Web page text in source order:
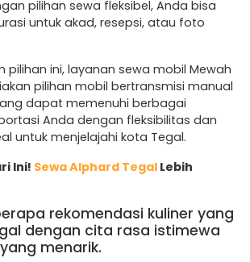
pilihan sewa fleksibel, Anda bisa
untuk akad, resepsi, atau foto
pilihan ini, layanan sewa mobil Mewah
pilihan mobil bertransmisi manual
dapat memenuhi berbagai
Anda dengan fleksibilitas dan
untuk menjelajahi kota Tegal.
Ini! Sewa Alphard Tegal Lebih
rekomendasi kuliner yang
dengan cita rasa istimewa
menarik.